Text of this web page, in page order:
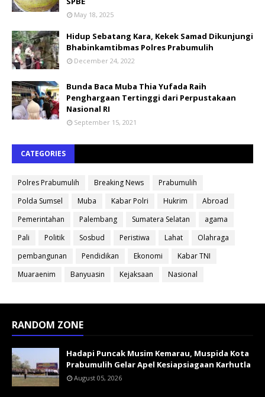
May 18, 2025
Hidup Sebatang Kara, Kekek Samad Dikunjungi
Bhabinkamtibmas Polres Prabumulih
December 24, 2022
Bunda Baca Muba Thia Yufada Raih
Penghargaan Tertinggi dari Perpustakaan
Nasional RI
September 15, 2021
CATEGORIES
Polres Prabumulih Breaking News
Prabumulih
Polda Sumsel
Muba Kabar Polri Hukrim
Abroad
Pemerintahan
Palembang Sumatera Selatan
agama
Pali
Politik Sosbud Peristiwa Lahat
Olahraga
pembangunan
Pendidikan Ekonomi
Kabar TNI
Muaraenim
Banyuasin Kejaksaan Nasional
RANDOM ZONE
Hadapi Puncak Musim Kemarau, Muspida Kota
Prabumulih Gelar Apel Kesiapsiagaan Karhutla
August 05, 2026